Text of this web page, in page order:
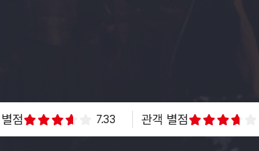
점 7.33 관객 별점